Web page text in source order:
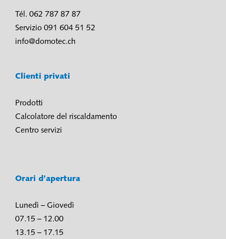
Tél. 062 787 87 87
Servizio 091 604 51 52
info@domotec.ch
Clienti privati
Prodotti
Calcolatore del riscaldamento
Centro servizi
Orari d’apertura
Lunedì – Giovedì
07.15 – 12.00
13.15 – 17.15